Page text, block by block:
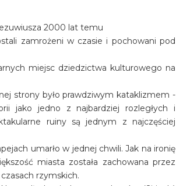
2000 lat temu
zamrożeni w czasie i pochowani pod
miejsc dziedzictwa kulturowego na
strony było prawdziwym kataklizmem -
jako jedno z najbardziej rozległych i
ruiny są jednym z najczęściej
umarło w jednej chwili. Jak na ironię
miasta została zachowana przez
rzymskich.